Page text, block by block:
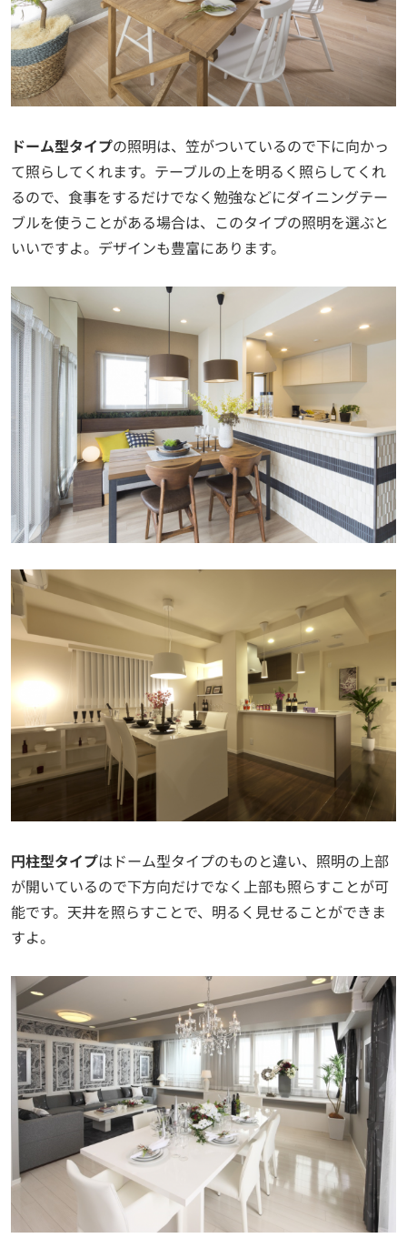
ドーム型タイプの照明は、笠がついているので下に向かっ
て照らしてくれます。テーブルの上を明るく照らしてくれ
るので、食事をするだけでなく勉強などにダイニングテー
ブルを使うことがある場合は、このタイプの照明を選ぶと
いいですよ。デザインも豊富にあります。
円柱型タイプはドーム型タイプのものと違い、照明の上部
が開いているので下方向だけでなく上部も照らすことが可
能です。天井を照らすことで、明るく見せることができま
すよ。